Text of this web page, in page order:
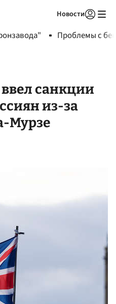
Новости
Проблемы с
санкции
из-за
Мурзе